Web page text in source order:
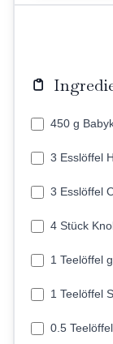
450 g
3 Esslöffel
3 Esslöffel
4 Stück
1 Teelöffel
1 Teelöffel
0.5